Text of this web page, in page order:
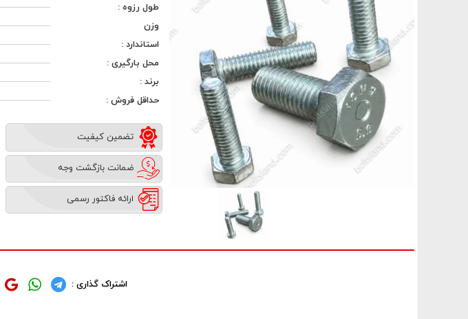
طول رزوه :
وزن
استاندارد :
محل بارگیری :
برند :
حداقل فروش :
تضمین کیفیت
ضمانت بازگشت وجه
ارائه فاکتور رسمی
اشتراک گذاری :